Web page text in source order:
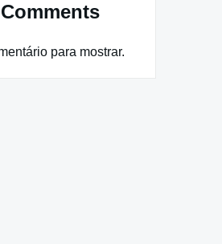
para mostrar.